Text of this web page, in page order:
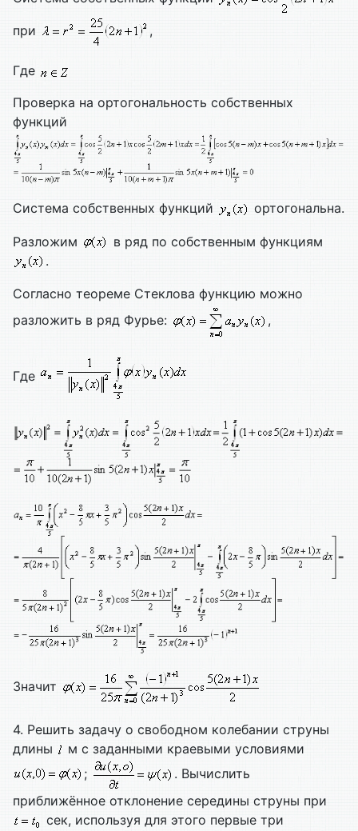
при ,
Где
Проверка на ортогональность собственных
функций
Система собственных функций ортогональна.
Разложим
в ряд по собственным функциям
.
Согласно теореме Стеклова функцию можно
разложить в ряд Фурье:
,
Где
Значит
4. Решить задачу о свободном колебании струны
длины
м с заданными краевыми условиями
;
. Вычислить
приближённое отклонение середины струны при
сек, используя для этого первые три